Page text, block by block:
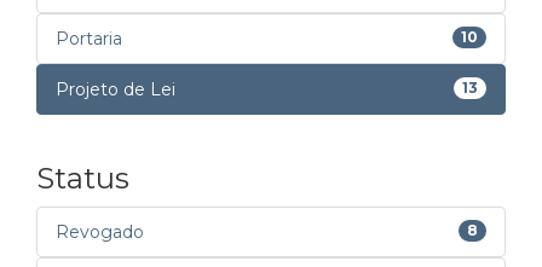
Portaria 10
Projeto de Lei 13
Status
Revogado 8